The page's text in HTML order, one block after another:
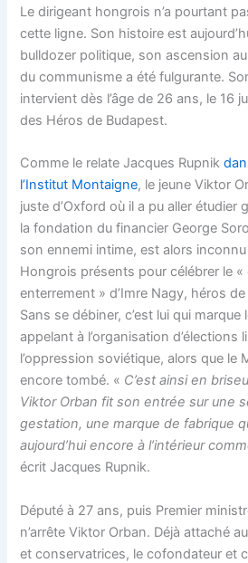
Le dirigeant hongrois n’a pourtant
cette ligne. Son histoire est
bulldozer politique, son ascension
du communisme a été fulgurante.
intervient dès l’âge de 26 ans, le 16
des Héros de Budapest.
Comme le relate Jacques Rupnik
l’Institut Montaigne, le jeune Viktor
juste d’Oxford où il a pu aller étudier
la fondation du financier George
son ennemi intime, est alors
Hongrois présents pour célébrer le «
enterrement » d’Imre Nagy, héros
Sans se débiner, c’est lui qui marque
appelant à l’organisation d’élections
l’oppression soviétique, alors que le
encore tombé. « C’est ainsi en
Viktor Orban fit son entrée sur une
gestation, une marque de fabrique
aujourd’hui encore à l’intérieur
écrit Jacques Rupnik.
Député à 27 ans, puis Premier
n’arrête Viktor Orban. Déjà attaché
et conservatrices, le cofondateur et